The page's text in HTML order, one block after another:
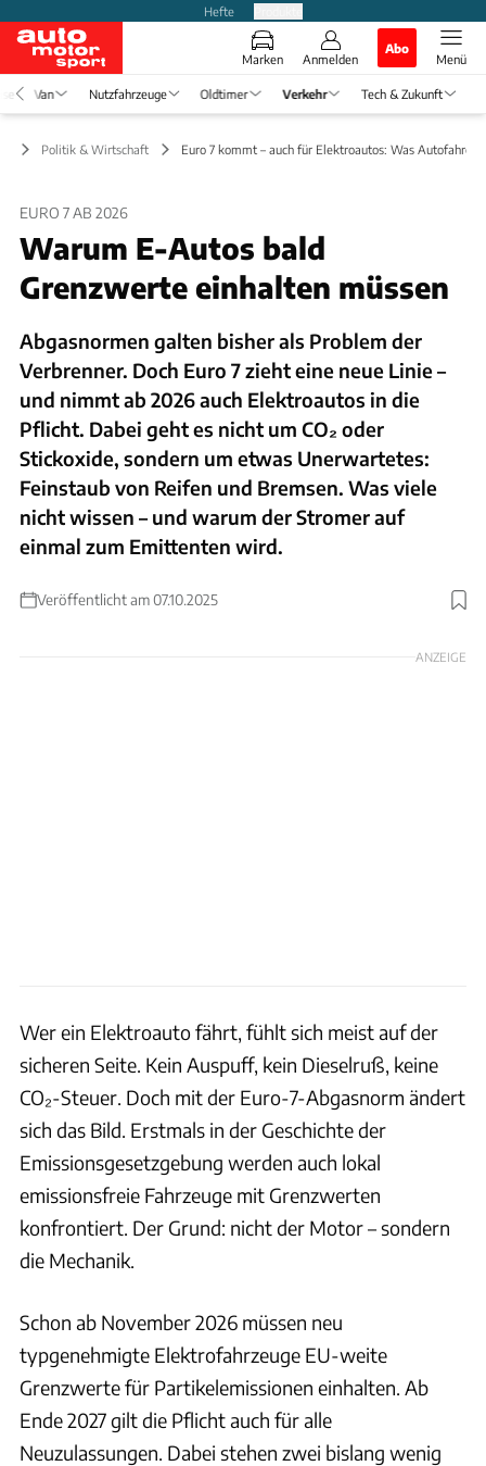
Hefte
Marken Anmelden
Abo
Menü
Van Nutzfahrzeuge Oldtimer Verkehr Tech & Zukunft
Politik & Wirtschaft Euro 7 kommt – auch für Elektroautos: Was Autofahrer
EURO 7 AB 2026
Warum E-Autos bald
Grenzwerte einhalten müssen
Abgasnormen galten bisher als Problem der
Verbrenner. Doch Euro 7 zieht eine neue Linie –
und nimmt ab 2026 auch Elektroautos in die
Pflicht. Dabei geht es nicht um CO₂ oder
Stickoxide, sondern um etwas Unerwartetes:
Feinstaub von Reifen und Bremsen. Was viele
nicht wissen – und warum der Stromer auf
einmal zum Emittenten wird.
Veröffentlicht am 07.10.2025
Foto: Hersteller / Patrick Lang
ANZEIGE
Wer ein Elektroauto fährt, fühlt sich meist auf der
sicheren Seite. Kein Auspuff, kein Dieselruß, keine
CO₂-Steuer. Doch mit der Euro-7-Abgasnorm ändert
sich das Bild. Erstmals in der Geschichte der
Emissionsgesetzgebung werden auch lokal
emissionsfreie Fahrzeuge mit Grenzwerten
konfrontiert. Der Grund: nicht der Motor – sondern
die Mechanik.
Schon ab November 2026 müssen neu
typgenehmigte Elektrofahrzeuge EU-weite
Grenzwerte für Partikelemissionen einhalten. Ab
Ende 2027 gilt die Pflicht auch für alle
Neuzulassungen. Dabei stehen zwei bislang wenig